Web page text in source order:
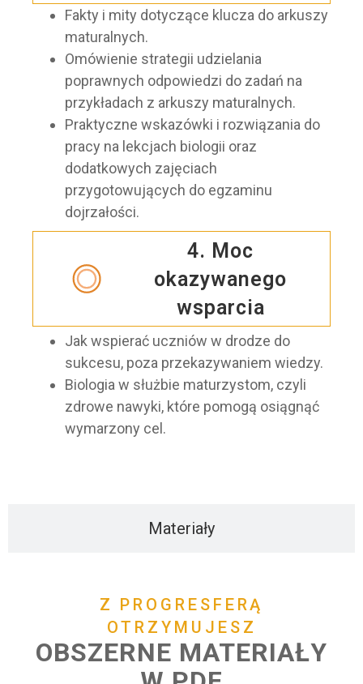
Materiały
Fakty i mity dotyczące klucza do arkuszy
maturalnych.
Omówienie strategii udzielania
poprawnych odpowiedzi do zadań na
przykładach z arkuszy maturalnych.
Praktyczne wskazówki i rozwiązania do
pracy na lekcjach biologii oraz
dodatkowych zajęciach
przygotowujących do egzaminu
dojrzałości.
4. Moc
okazywanego
wsparcia
Jak wspierać uczniów w drodze do
sukcesu, poza przekazywaniem wiedzy.
Biologia w służbie maturzystom, czyli
zdrowe nawyki, które pomogą osiągnąć
wymarzony cel.
Z PROGRESFERĄ
OTRZYMUJESZ
OBSZERNE MATERIAŁY